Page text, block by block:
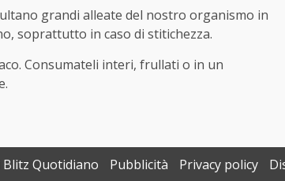
grandi alleate del nostro organismo in
soprattutto in caso di stitichezza.
Consumateli interi, frullati o in un
Blitz Quotidiano Pubblicità Privacy policy